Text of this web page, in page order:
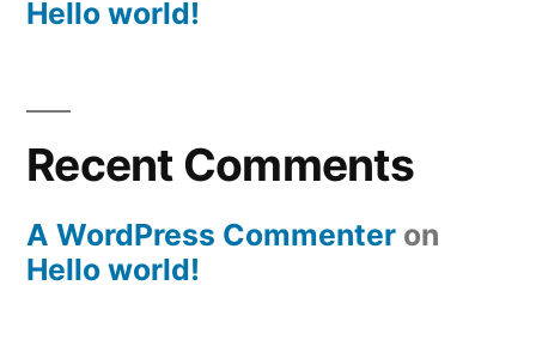
Hello world!
Recent Comments
A WordPress Commenter on
Hello world!